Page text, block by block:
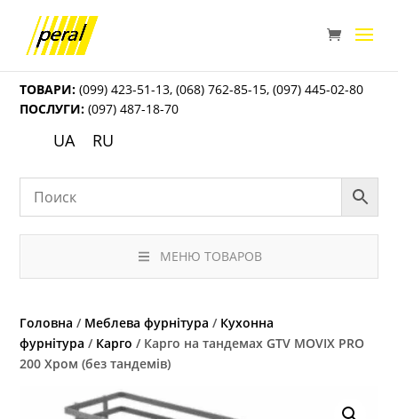
ТОВАРИ: (099) 423-51-13,(068) 762-85-15,(097) 445-02-80
ПОСЛУГИ: (097) 487-18-70
UA RU
МЕНЮ ТОВАРОВ
Головна / Меблева фурнітура / Кухонна
фурнітура / Карго / Карго на тандемах GTV MOVIX PRO
200 Хром (без тандемів)